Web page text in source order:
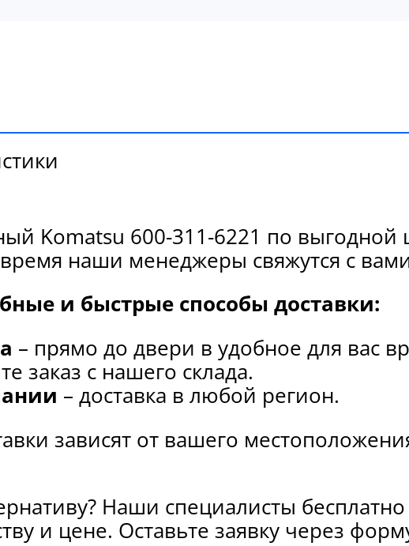
Komatsu 600-311-6221 по
наши менеджеры свяжутся с
и быстрые способы доставки:
– прямо до двери в удобное для вас
заказ с нашего склада.
– доставка в любой регион.
зависят от вашего
Наши специалисты
и цене. Оставьте заявку через